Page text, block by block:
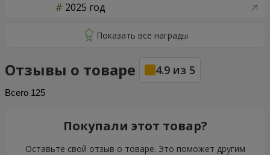
2025 год
Отзывы о товаре 4.9 из 5
Всего 125
Покупали этот товар?
Оставьте свой отзыв о товаре. Это поможет другим